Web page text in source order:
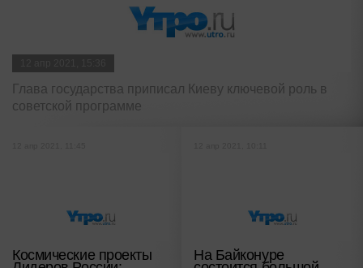
Глава государства приписал Киеву ключевой роль в
советской программе
Космические проекты На Байконуре